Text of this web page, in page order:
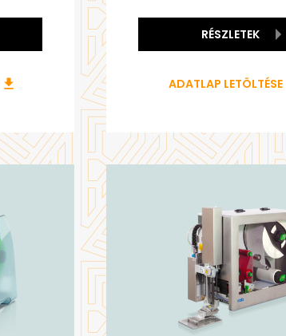
download
RÉSZLETEK
ADATLAP LETÖLTÉSE